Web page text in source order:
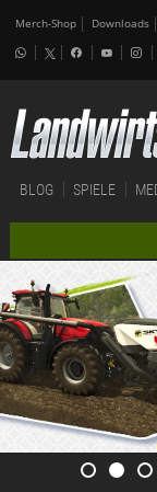
Merch-Shop Downloads
BLOG SPIELE